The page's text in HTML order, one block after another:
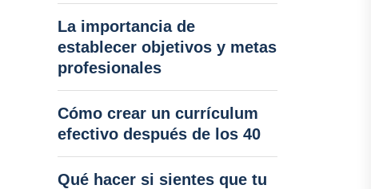
La importancia de
establecer objetivos y metas
profesionales
Cómo crear un currículum
efectivo después de los 40
Qué hacer si sientes que tu